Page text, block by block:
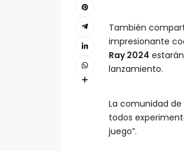
También
impresionante
Ray 2024
lanzamiento.
La comunidad de
todos
juego”.